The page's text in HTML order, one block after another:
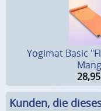
Yogimat Basic
28,95
Kunden, die